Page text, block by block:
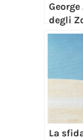
degli
La